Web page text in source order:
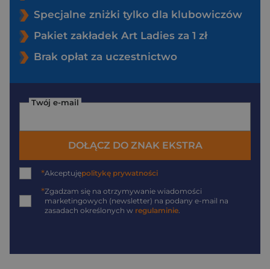
Specjalne zniżki tylko dla klubowiczów
Pakiet zakładek Art Ladies za 1 zł
Brak opłat za uczestnictwo
Twój e-mail
DOŁĄCZ DO ZNAK EKSTRA
*Akceptujępolitykę prywatności
*Zgadzam się na otrzymywanie wiadomości
marketingowych (newsletter) na podany e-mail na
zasadach określonych w regulaminie